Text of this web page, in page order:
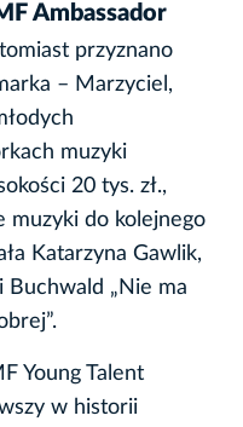
Ambassador
przyznano
– Marzyciel,
muzyki
20 tys. zł.,
muzyki do kolejnego
Katarzyna Gawlik,
Buchwald „Nie ma
Young Talent
w historii